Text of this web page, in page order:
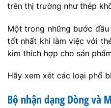
trên thị trường như thép
Một trong những bước
tốt nhất khi làm việc với
kim thích hợp cho sản
Hãy xem xét các loại phổ
Bộ nhận dạng Dòng và